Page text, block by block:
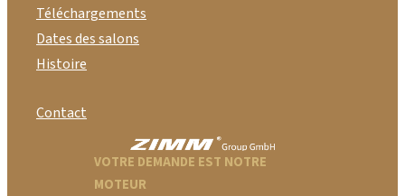
Téléchargements
Dates des salons
Histoire
Contact
VOTRE DEMANDE EST NOTRE
MOTEUR